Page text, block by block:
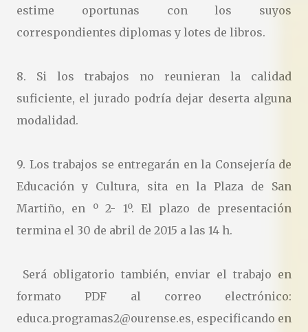
estime oportunas con los suyos
correspondientes diplomas y lotes de libros.
8. Si los trabajos no reunieran la calidad
suficiente, el jurado podría dejar deserta alguna
modalidad.
9. Los trabajos se entregarán en la Consejería de
Educación y Cultura, sita en la Plaza de San
Martiño, en º 2- 1º. El plazo de presentación
termina el 30 de abril de 2015 a las 14 h.
Será obligatorio también, enviar el trabajo en
formato PDF al correo electrónico:
educa.programas2@ourense.es, especificando en